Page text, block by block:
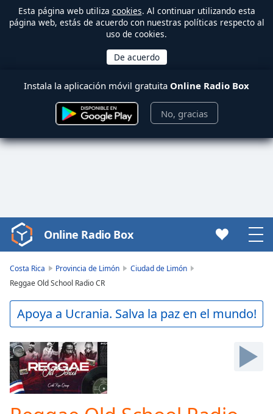
Esta página web utiliza cookies. Al continuar utilizando esta
página web, estás de acuerdo con nuestras políticas respecto al
uso de cookies.
Instala la aplicación móvil gratuita Online Radio Box
No, gracias
Video
Player
loading.
Video
Play
Backward
Skip
Forward
Mute
Current
Online Radio Box
Costa Rica Provincia de Limón
Ciudad de Limón
Reggae Old School Radio CR
Apoya a Ucrania. Salva la paz en el mundo!